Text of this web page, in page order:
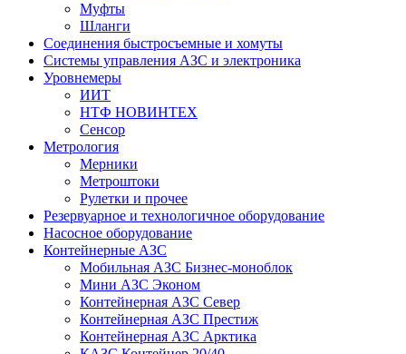
Муфты
Шланги
Соединения быстросъемные и хомуты
Системы управления АЗС и электроника
Уровнемеры
ИИТ
НТФ НОВИНТЕХ
Сенсор
Метрология
Мерники
Метроштоки
Рулетки и прочее
Резервуарное и технологичное оборудование
Насосное оборудование
Контейнерные АЗС
Мобильная АЗС Бизнес-моноблок
Мини АЗС Эконом
Контейнерная АЗС Север
Контейнерная АЗС Престиж
Контейнерная АЗС Арктика